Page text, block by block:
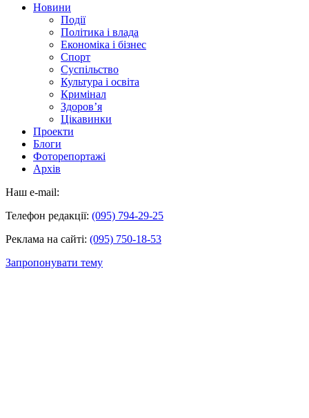
Новини
Події
Політика і влада
Економіка і бізнес
Спорт
Суспільство
Культура і освіта
Кримінал
Здоров’я
Цікавинки
Проекти
Блоги
Фоторепортажі
Архів
Наш e-mail:
Телефон редакції: (095) 794-29-25
Реклама на сайті: (095) 750-18-53
Запропонувати тему